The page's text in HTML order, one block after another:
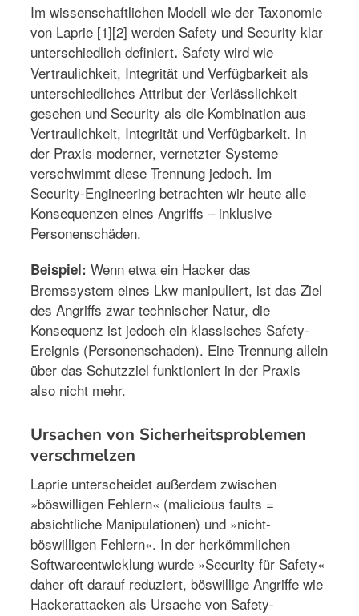
Im wissenschaftlichen Modell wie der Taxonomie
von Laprie [1][2] werden Safety und Security klar
unterschiedlich definiert. Safety wird wie
Vertraulichkeit, Integrität und Verfügbarkeit als
unterschiedliches Attribut der Verlässlichkeit
gesehen und Security als die Kombination aus
Vertraulichkeit, Integrität und Verfügbarkeit. In
der Praxis moderner, vernetzter Systeme
verschwimmt diese Trennung jedoch. Im
Security-Engineering betrachten wir heute alle
Konsequenzen eines Angriffs – inklusive
Personenschäden.
Beispiel: Wenn etwa ein Hacker das
Bremssystem eines Lkw manipuliert, ist das Ziel
des Angriffs zwar technischer Natur, die
Konsequenz ist jedoch ein klassisches Safety-
Ereignis (Personenschaden). Eine Trennung allein
über das Schutzziel funktioniert in der Praxis
also nicht mehr.
Ursachen von Sicherheitsproblemen
verschmelzen
Laprie unterscheidet außerdem zwischen
»böswilligen Fehlern« (malicious faults =
absichtliche Manipulationen) und »nicht-
böswilligen Fehlern«. In der herkömmlichen
Softwareentwicklung wurde »Security für Safety«
daher oft darauf reduziert, böswillige Angriffe wie
Hackerattacken als Ursache von Safety-